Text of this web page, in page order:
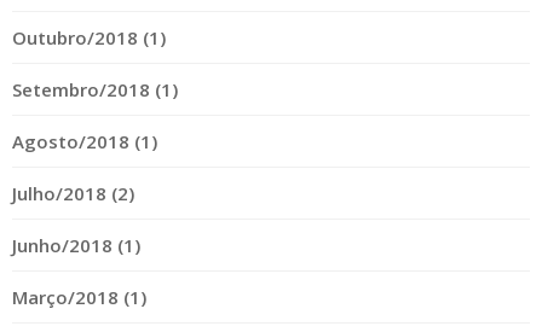
Outubro/2018 (1)
Setembro/2018 (1)
Agosto/2018 (1)
Julho/2018 (2)
Junho/2018 (1)
Março/2018 (1)